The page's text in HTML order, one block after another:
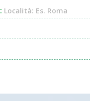
Località: Es. Roma